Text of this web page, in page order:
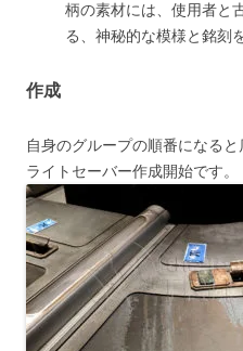
柄の素材には、使用者と
る、神秘的な模様と銘刻
作成
自身のグループの順番になる
ライトセーバー作成開始です。